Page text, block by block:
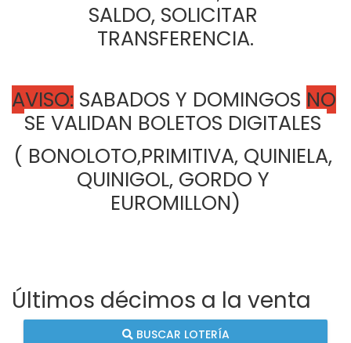
SALDO, SOLICITAR
TRANSFERENCIA.
AVISO: SABADOS Y DOMINGOS NO
SE VALIDAN BOLETOS DIGITALES
( BONOLOTO,PRIMITIVA, QUINIELA,
QUINIGOL, GORDO Y
EUROMILLON)
Últimos décimos a la venta
BUSCAR LOTERÍA